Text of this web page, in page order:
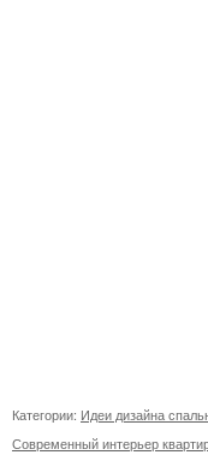
Категории: Идеи дизайна
Современный интерьер